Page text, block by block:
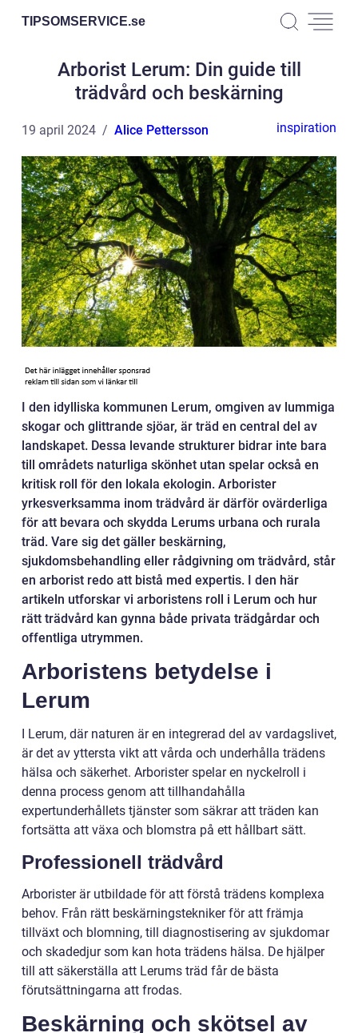
TIPSOMSERVICE.se
Arborist Lerum: Din guide till
trädvård och beskärning
19 april 2024 Alice Pettersson inspiration
I den idylliska kommunen Lerum, omgiven av lummiga
skogar och glittrande sjöar, är träd en central del av
landskapet. Dessa levande strukturer bidrar inte bara
till områdets naturliga skönhet utan spelar också en
kritisk roll för den lokala ekologin. Arborister
yrkesverksamma inom trädvård är därför ovärderliga
för att bevara och skydda Lerums urbana och rurala
träd. Vare sig det gäller beskärning,
sjukdomsbehandling eller rådgivning om trädvård, står
en arborist redo att bistå med expertis. I den här
artikeln utforskar vi arboristens roll i Lerum och hur
rätt trädvård kan gynna både privata trädgårdar och
offentliga utrymmen.
Arboristens betydelse i
Lerum
I Lerum, där naturen är en integrerad del av vardagslivet,
är det av yttersta vikt att vårda och underhålla trädens
hälsa och säkerhet. Arborister spelar en nyckelroll i
denna process genom att tillhandahålla
expertunderhållets tjänster som säkrar att träden kan
fortsätta att växa och blomstra på ett hållbart sätt.
Professionell trädvård
Arborister är utbildade för att förstå trädens komplexa
behov. Från rätt beskärningstekniker för att främja
tillväxt och blomning, till diagnostisering av sjukdomar
och skadedjur som kan hota trädens hälsa. De hjälper
till att säkerställa att Lerums träd får de bästa
förutsättningarna att frodas.
Beskärning och skötsel av